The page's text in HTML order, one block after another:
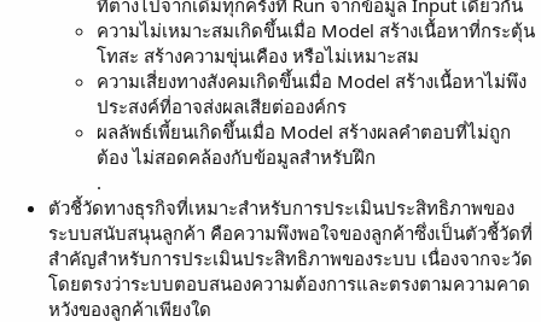
ความไม่เหมาะสมเกิดขึ้นเมื่อ Model สร้างเนื้อหาที่กระตุ้น
โทสะ สร้างความขุ่นเคือง หรือไม่เหมาะสม
ความเสี่ยงทางสังคมเกิดขึ้นเมื่อ Model สร้างเนื้อหาไม่พึง
ประสงค์ที่อาจส่งผลเสียต่อองค์กร
ผลลัพธ์เพี้ยนเกิดขึ้นเมื่อ Model สร้างผลคำตอบที่ไม่ถูก
ต้อง ไม่สอดคล้องกับข้อมูลสำหรับฝึก
.
ตัวชี้วัดทางธุรกิจที่เหมาะสำหรับการประเมินประสิทธิภาพของ
ระบบสนับสนุนลูกค้า คือความพึงพอใจของลูกค้าซึ่งเป็นตัวชี้วัดที่
สำคัญสำหรับการประเมินประสิทธิภาพของระบบ เนื่องจากจะวัด
โดยตรงว่าระบบตอบสนองความต้องการและตรงตามความคาด
หวังของลูกค้าเพียงใด